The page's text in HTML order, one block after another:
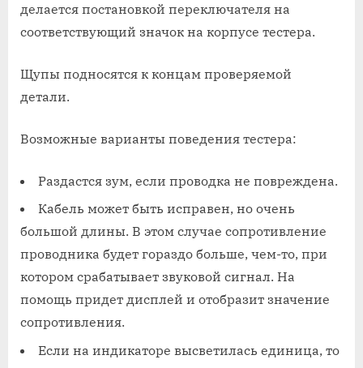
делается постановкой переключателя на
соответствующий значок на корпусе тестера.
Щупы подносятся к концам проверяемой
детали.
Возможные варианты поведения тестера:
Раздастся зум, если проводка не повреждена.
Кабель может быть исправен, но очень
большой длины. В этом случае сопротивление
проводника будет гораздо больше, чем-то, при
котором срабатывает звуковой сигнал. На
помощь придет дисплей и отобразит значение
сопротивления.
Если на индикаторе высветилась единица, то